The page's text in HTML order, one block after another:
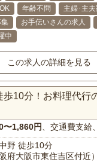
年齢不問
主婦･主
お手伝いさんの求人
中
この求人の詳細を見る
歩10分！お料理代行
〜1,860円 、交通費支給
野 徒歩10分
阪府大阪市東住吉区付近）